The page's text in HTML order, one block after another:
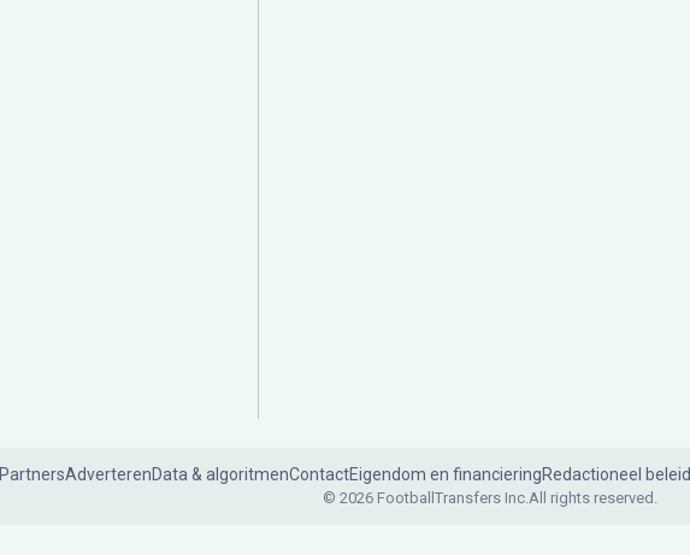
PartnersAdverterenData & algoritmenContactEigendom en financieringRedactioneel beleid
© 2026 FootballTransfers Inc.All rights reserved.